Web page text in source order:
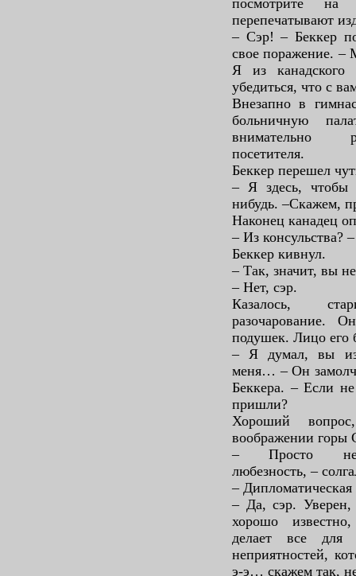
перепечатывают
– Сэр! – Беккер
свое поражение. –
Я из канадского
убедиться, что с
Внезапно в
больничную
внимательно
посетителя.
Беккер перешел
– Я здесь, чтобы
нибудь. –Скажем,
Наконец канадец
– Из консульства?
Беккер кивнул.
– Так, значит, вы
– Нет, сэр.
Казалось,
разочарование.
подушек. Лицо его
– Я думал, вы из
меня… – Он
Беккера. – Если
пришли?
Хороший
воображении горы
– Просто
любезность, –
– Дипломатическая
– Да, сэр. Уверен,
хорошо
делает все для
неприятностей,
э-э… скажем так,